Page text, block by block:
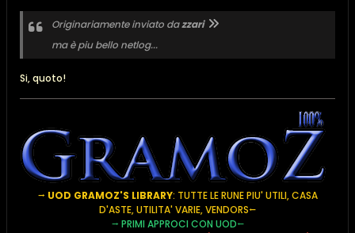
Originariamente inviato dazzari
ma è piu bello netlog...
Si, quoto!
⭢ UOD GRAMOZ'S LIBRARY: TUTTE LE RUNE PIU' UTILI, CASA
D'ASTE, UTILITA' VARIE, VENDORS⭠
⭢ PRIMI APPROCI CON UOD⭠